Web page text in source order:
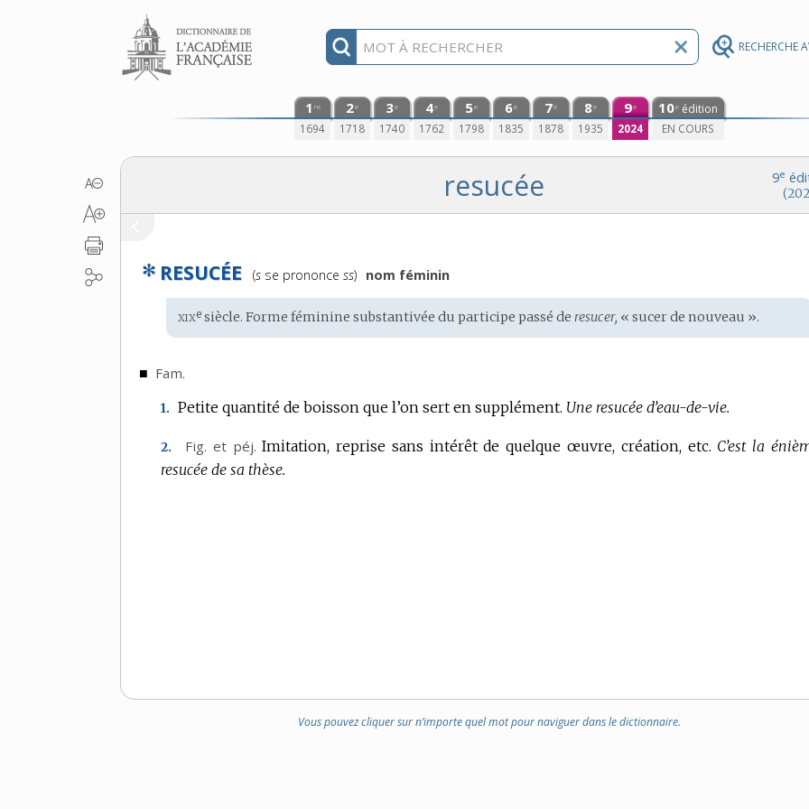
RECHERCHE
Aller au contenu
1 re
1694
2e
1718
3e
1740
4e
1762
5e
1798
6e
1835
7e
1878
8e
1935
9e
2024
10e édition
EN COURS
9e
resucée
✻ RESUCÉE
Prononciation
(s se prononcess) nom féminin
Étymologie
:
xixe siècle. Forme féminine substantivée du participe passé deresucer, « sucer de nouveau ».
■ Fam.
1. Petite quantité de boisson que l’on sert en supplément. Une resucée d’eau-de-vie.
2. Fig. et péj. Imitation, reprise sans intérêt de quelque œuvre, création, etc. C’est la
resucée de sa thèse.
Vous pouvez cliquer sur n’importe quel mot pour naviguer dans le dictionnaire.